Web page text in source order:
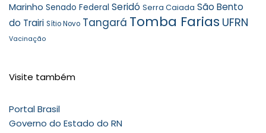
Marinho Senado Federal Seridó Serra Caiada São Bento
do Trairi Sítio Novo Tangará Tomba Farias UFRN
Vacinação
Visite também
Portal Brasil
Governo do Estado do RN